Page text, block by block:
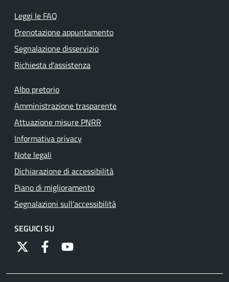
Leggi le FAQ
Prenotazione appuntamento
Segnalazione disservizio
Richiesta d'assistenza
Albo pretorio
Amministrazione trasparente
Attuazione misure PNRR
Informativa privacy
Note legali
Dichiarazione di accessibilità
Piano di miglioramento
Segnalazioni sull'accessibilità
SEGUICI SU
https://twitter.com/comunementana
https://www.facebook.com/Comune-di-
http://www.youtube.com/channel/